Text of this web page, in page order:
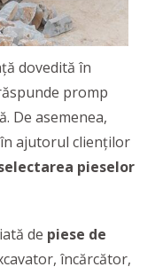
dovedită în
promp
De asemenea,
ajutorul clienților
pieselor
de piese de
încărcător,